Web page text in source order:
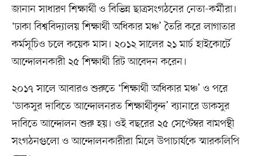
জানান সাধারণ শিক্ষার্থী ও বিভিন্ন ছাত্রসংগঠনের নেতা-কর্মীরা।
‘ঢাকা বিশ্ববিদ্যালয় শিক্ষার্থী অধিকার মঞ্চ’ তৈরি করে লাগাতার
কর্মসূচিও চলে কয়েক মাস। ২০১২ সালের ২১ মার্চ হাইকোর্টে
আন্দোলনকারী ২৫ শিক্ষার্থী রিট আবেদন করেন।
২০১৭ সালে আবারও শুরুতে ‘শিক্ষার্থী অধিকার মঞ্চ’ ও পরে
‘ডাকসুর দাবিতে আন্দোলনরত শিক্ষার্থীবৃন্দ’ ব্যানারে ডাকসুর
দাবিতে আন্দোলন শুরু হয়। ওই বছরের ২৫ সেপ্টেম্বর বামপন্থী
সংগঠনগুলো ও আন্দোলনকারীরা মিলে উপাচার্যকে স্মারকলিপি